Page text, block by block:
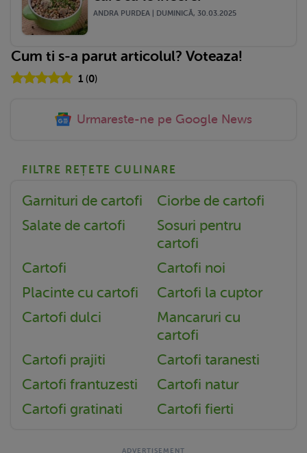
ANDRA PURDEA | DUMINICĂ, 30.03.2025
Cum ti s-a parut articolul? Voteaza!
1(0)
Urmareste-ne pe Google News
FILTRE REȚETE CULINARE
Garnituri de cartofi
Ciorbe de cartofi
Salate de cartofi
Sosuri pentru
cartofi
Cartofi
Cartofi noi
Placinte cu cartofi
Cartofi la cuptor
Cartofi dulci
Mancaruri cu
cartofi
Cartofi prajiti
Cartofi taranesti
Cartofi frantuzesti
Cartofi natur
Cartofi gratinati
Cartofi fierti